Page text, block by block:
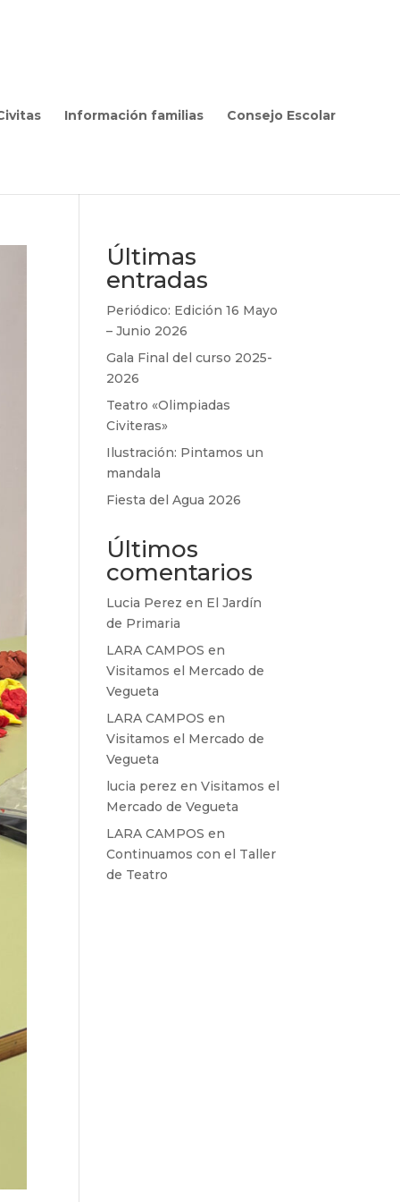
Información familias Consejo Escolar
Últimas
entradas
Periódico: Edición 16 Mayo
– Junio 2026
Gala Final del curso 2025-
2026
Teatro «Olimpiadas
Civiteras»
Ilustración: Pintamos un
mandala
Fiesta del Agua 2026
Últimos
comentarios
Lucia Perez en El Jardín
de Primaria
LARA CAMPOS en
Visitamos el Mercado de
Vegueta
LARA CAMPOS en
Visitamos el Mercado de
Vegueta
lucia perez enVisitamos el
Mercado de Vegueta
LARA CAMPOS en
Continuamos con el Taller
de Teatro